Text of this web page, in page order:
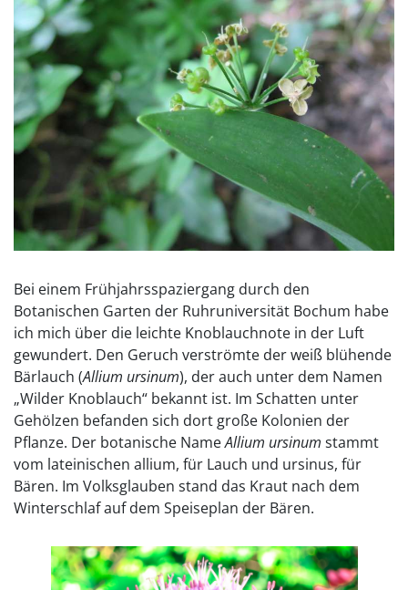
Bei einem Frühjahrsspaziergang durch den
Botanischen Garten der Ruhruniversität Bochum habe
ich mich über die leichte Knoblauchnote in der Luft
gewundert. Den Geruch verströmte der weiß blühende
Bärlauch (Allium ursinum), der auch unter dem Namen
„Wilder Knoblauch“ bekannt ist. Im Schatten unter
Gehölzen befanden sich dort große Kolonien der
Pflanze. Der botanische NameAllium ursinum stammt
vom lateinischen allium, für Lauch und ursinus, für
Bären. Im Volksglauben stand das Kraut nach dem
Winterschlaf auf dem Speiseplan der Bären.